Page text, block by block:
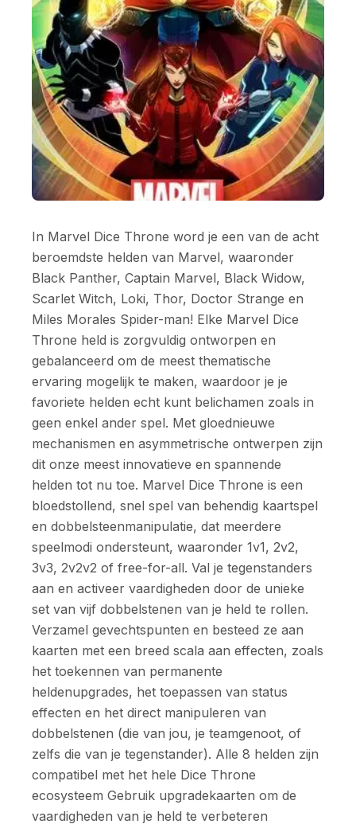
In Marvel Dice Throne word je een van de acht
beroemdste helden van Marvel, waaronder
Black Panther, Captain Marvel, Black Widow,
Scarlet Witch, Loki, Thor, Doctor Strange en
Miles Morales Spider-man! Elke Marvel Dice
Throne held is zorgvuldig ontworpen en
gebalanceerd om de meest thematische
ervaring mogelijk te maken, waardoor je je
favoriete helden echt kunt belichamen zoals in
geen enkel ander spel. Met gloednieuwe
mechanismen en asymmetrische ontwerpen zijn
dit onze meest innovatieve en spannende
helden tot nu toe. Marvel Dice Throne is een
bloedstollend, snel spel van behendig kaartspel
en dobbelsteenmanipulatie, dat meerdere
speelmodi ondersteunt, waaronder 1v1, 2v2,
3v3, 2v2v2 of free-for-all. Val je tegenstanders
aan en activeer vaardigheden door de unieke
set van vijf dobbelstenen van je held te rollen.
Verzamel gevechtspunten en besteed ze aan
kaarten met een breed scala aan effecten, zoals
het toekennen van permanente
heldenupgrades, het toepassen van status
effecten en het direct manipuleren van
dobbelstenen (die van jou, je teamgenoot, of
zelfs die van je tegenstander). Alle 8 helden zijn
compatibel met het hele Dice Throne
ecosysteem Gebruik upgradekaarten om de
vaardigheden van je held te verbeteren